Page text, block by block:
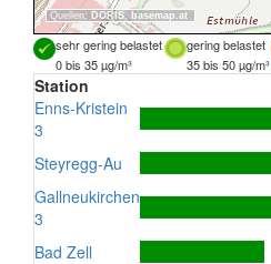
Quellen: DORIS, basemap.at
sehr gering belastet gering belastet
0 bis 35 µg/m³
35 bis 50 µg/m³
Station
Enns-Kristein
3
Steyregg-Au
Gallneukirchen
3
Bad Zell